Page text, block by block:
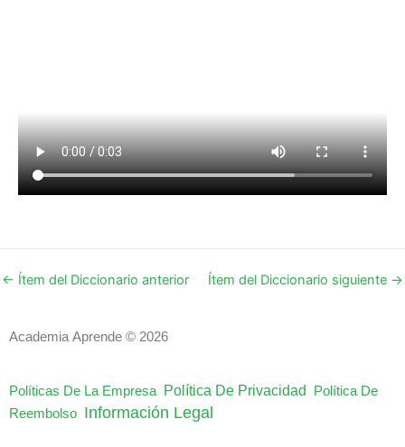
← Ítem del Diccionario anterior Ítem del Diccionario siguiente →
Academia Aprende © 2026
Políticas De La Empresa Política De Privacidad
Política De
Reembolso Información Legal